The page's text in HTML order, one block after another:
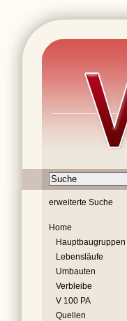
erweiterte Suche
Home
Hauptbaugruppen
Lebensläufe
Umbauten
Verbleibe
V 100 PA
Quellen